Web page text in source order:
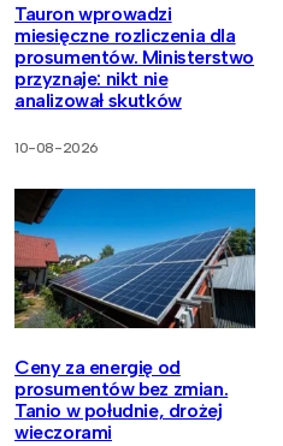
Tauron wprowadzi
miesięczne rozliczenia dla
prosumentów. Ministerstwo
przyznaje: nikt nie
analizował skutków
10-08-2026
Ceny za energię od
prosumentów bez zmian.
Tanio w południe, drożej
wieczorami